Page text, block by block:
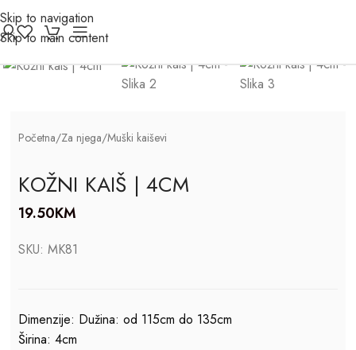
Skip to navigation
Skip to main content
Click to enlarge
Početna/Za njega/Muški kaiševi
KOŽNI KAIŠ | 4CM
19.50KM
SKU:MK81
Dimenzije: Dužina: od 115cm do 135cm
Širina: 4cm